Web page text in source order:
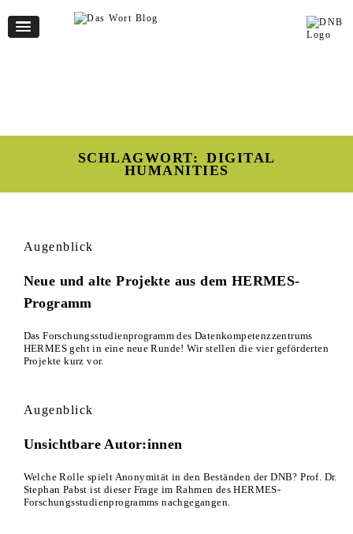
SCHLAGWORT: DIGITAL
HUMANITIES
Augenblick
Neue und alte Projekte aus dem HERMES-
Programm
Das Forschungsstudienprogramm des Datenkompetenzzentrums
HERMES geht in eine neue Runde! Wir stellen die vier geförderten
Projekte kurz vor.
Augenblick
Unsichtbare Autor:innen
Welche Rolle spielt Anonymität in den Beständen der DNB? Prof. Dr.
Stephan Pabst ist dieser Frage im Rahmen des HERMES-
Forschungsstudienprogramms nachgegangen.